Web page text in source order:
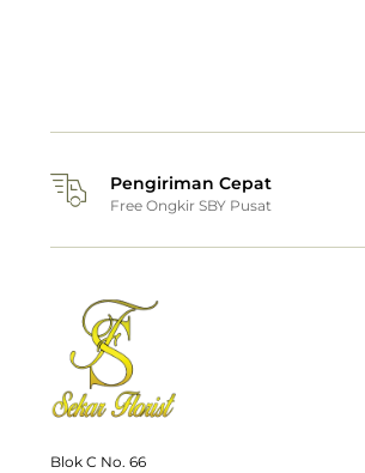
Pengiriman Cepat
Free Ongkir SBY Pusat
Blok C No. 66